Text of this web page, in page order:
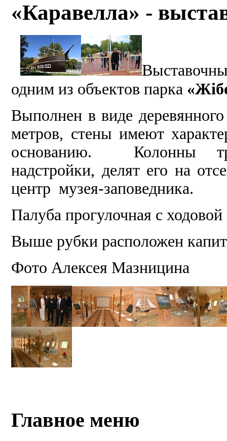
«Каравелла» -
одним из объектов парка
Выполнен в виде
метров, стены имеют
основанию. Колонны
надстройки, делят его на
центр музея-заповедника.
Палуба прогулочная с
Выше рубки расположен
Фото Алексея Мазницина
Главное меню